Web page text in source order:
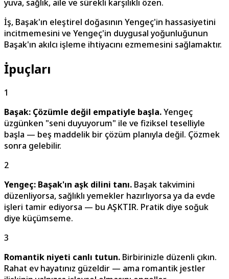
yuva, sağlık, aile ve sürekli karşılıklı özen.
İş, Başak'ın eleştirel doğasının Yengeç'in hassasiyetini
incitmemesini ve Yengeç'in duygusal yoğunluğunun
Başak'ın akılcı işleme ihtiyacını ezmemesini sağlamaktır.
İpuçları
1
Başak: Çözümle değil empatiyle başla.Yengeç
üzgünken "seni duyuyorum" ile ve fiziksel teselliyle
başla — beş maddelik bir çözüm planıyla değil. Çözmek
sonra gelebilir.
2
Yengeç: Başak'ın aşk dilini tanı. Başak takvimini
düzenliyorsa, sağlıklı yemekler hazırlıyorsa ya da evde
işleri tamir ediyorsa — bu AŞKTIR. Pratik diye soğuk
diye küçümseme.
3
Romantik niyeti canlı tutun. Birbirinizle düzenli çıkın.
Rahat ev hayatınız güzeldir — ama romantik jestler